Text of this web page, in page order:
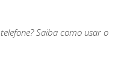
Saiba como usar o